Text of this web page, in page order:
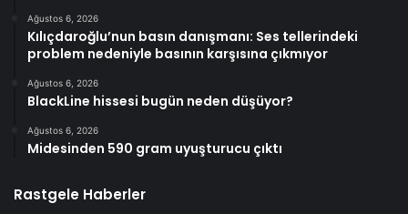
Ağustos 6, 2026
Kılıçdaroğlu’nun basın danışmanı: Ses tellerindeki
problem nedeniyle basının karşısına çıkmıyor
Ağustos 6, 2026
BlackLine hissesi bugün neden düşüyor?
Ağustos 6, 2026
Midesinden 590 gram uyuşturucu çıktı
Rastgele Haberler